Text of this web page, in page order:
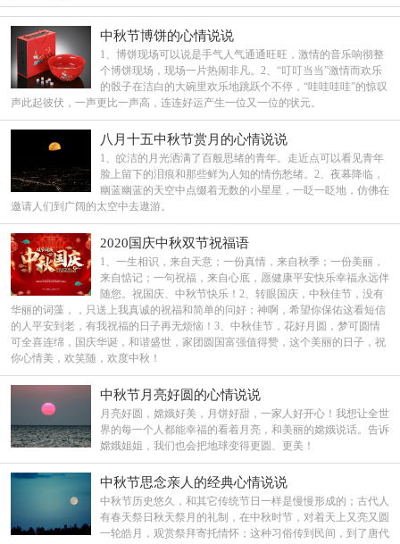
中秋节博饼的心情说说
1、博饼现场可以说是手气人气通通旺旺，激情的音乐响彻整
个博饼现场，现场一片热闹非凡。2、“叮叮当当”激情而欢乐
的骰子在洁白的大碗里欢乐地跳跃个不停，“哇哇哇哇”的惊叹
声此起彼伏，一声更比一声高，连连好运产生一位又一位的状元。
八月十五中秋节赏月的心情说说
1、皎洁的月光洒满了百般思绪的青年。走近点可以看见青年
脸上留下的泪痕和那些鲜为人知的情伤愁绪。2、夜幕降临，
幽蓝幽蓝的天空中点缀着无数的小星星，一眨一眨地，仿佛在
邀请人们到广阔的太空中去遨游。
2020国庆中秋双节祝福语
1、一生相识，来自天意；一份真情，来自秋季；一份美丽，
来自惦记；一句祝福，来自心底，愿健康平安快乐幸福永远伴
随您。祝国庆、中秋节快乐！2、转眼国庆，中秋佳节，没有
华丽的词藻，，只送上我真诚的祝福和简单的问好：神啊，希望你保佑这看短信
的人平安到老，有我祝福的日子再无烦恼！3、中秋佳节，花好月圆，梦可圆情
可全喜连绵，国庆华诞，和谐盛世，家团圆国富强值得赞，这个美丽的日子，祝
你心情美，欢笑随，欢度中秋！
中秋节月亮好圆的心情说说
月亮好圆，嫦娥好美，月饼好甜，一家人好开心！我想让全世
界的每一个人都能幸福的看着月亮，和美丽的嫦娥说话。告诉
嫦娥姐姐，我们也会把地球变得更圆、更美！
中秋节思念亲人的经典心情说说
中秋节历史悠久，和其它传统节日一样是慢慢形成的；古代人
有春天祭日秋天祭月的礼制，在中秋时节，对着天上又亮又圆
一轮皓月，观赏祭拜寄托情怀；这种习俗传到民间，到了唐代